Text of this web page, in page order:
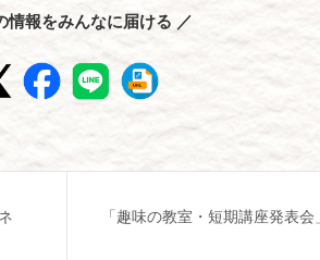
情報をみんなに届ける ／
ネ
「趣味の教室・短期講座発表